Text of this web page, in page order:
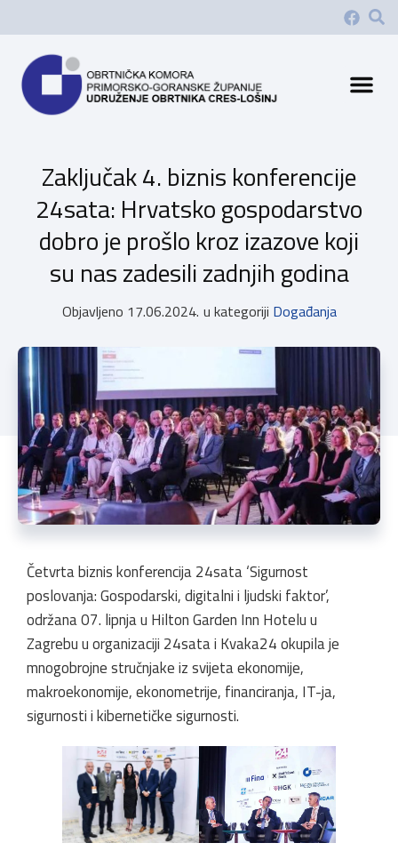
Zaključak 4. biznis konferencije
24sata: Hrvatsko gospodarstvo
dobro je prošlo kroz izazove koji
su nas zadesili zadnjih godina
Objavljeno 17.06.2024. u kategoriji Događanja
Četvrta biznis konferencija 24sata ‘Sigurnost
poslovanja: Gospodarski, digitalni i ljudski faktor’,
održana 07. lipnja u Hilton Garden Inn Hotelu u
Zagrebu u organizaciji 24sata i Kvaka24 okupila je
mnogobrojne stručnjake iz svijeta ekonomije,
makroekonomije, ekonometrije, financiranja, IT-ja,
sigurnosti i kibernetičke sigurnosti.